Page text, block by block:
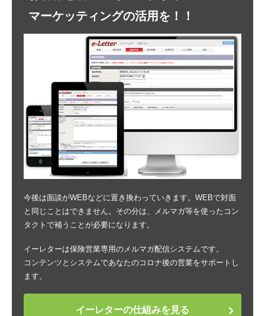
マーケッティングの活用を！！
今後は面談がWEBなどに置き換わっていきます。WEBで対面
と同じことはできません。その分は、メルマガ等を使ったコン
タクトで補うことが必要になります。
イーレターは保険営業専用のメルマガ配信システムです。
コンテンツとシステムであなたのコロナ後の営業をサポートし
ます。
イーレターの仕組みを見る